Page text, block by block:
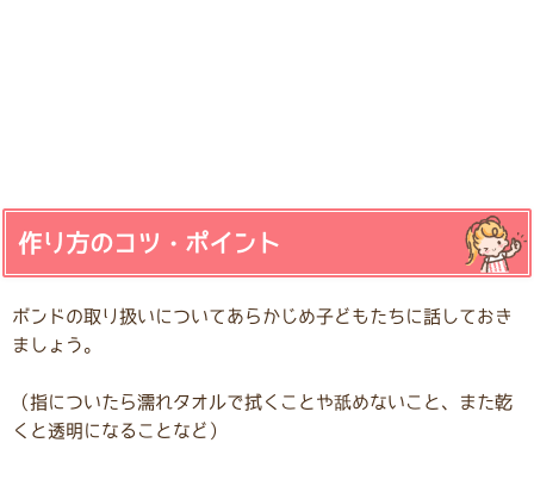
作り方のコツ・ポイント
ボンドの取り扱いについてあらかじめ子どもたちに話しておき
ましょう。
（指についたら濡れタオルで拭くことや舐めないこと、また乾
くと透明になることなど）